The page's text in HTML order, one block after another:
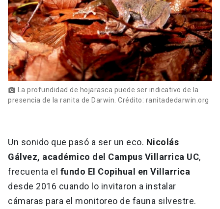
Donaciones launch
photo_camera La profundidad de hojarasca puede ser indicativo de la
presencia de la ranita de Darwin. Crédito: ranitadedarwin.org
Un sonido que pasó a ser un eco. Nicolás
Gálvez, académico del Campus Villarrica UC,
frecuenta el fundo El Copihual en Villarrica
desde 2016 cuando lo invitaron a instalar
cámaras para el monitoreo de fauna silvestre.